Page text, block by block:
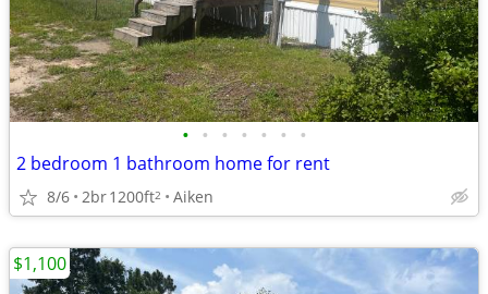
• • • • • • •
2 bedroom 1 bathroom home for rent
8/6 2br1200ft2 Aiken
$1,100